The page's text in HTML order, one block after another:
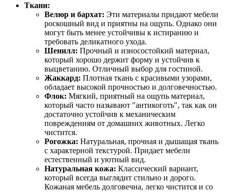
Ткани:
Велюр и бархат: Эти материалы придают мебели
роскошный вид и приятны на ощупь. Однако они
могут быть менее устойчивы к истиранию и
требовать деликатного ухода.
Шенилл: Прочный и износостойкий материал,
который хорошо держит форму и устойчив к
выцветанию. Отличный выбор для гостиной.
Жаккард: Плотная ткань с красивыми узорами,
обладает высокой прочностью и долговечностью.
Флок: Мягкий, приятный на ощупь материал,
который часто называют "антикоготь", так как он
достаточно устойчив к механическим
повреждениям от домашних животных. Легко
чистится.
Рогожка: Натуральная, прочная и дышащая ткань
с характерной текстурой. Придает мебели
естественный и уютный вид.
Натуральная кожа: Классический вариант,
который всегда выглядит стильно и дорого.
Кожаная мебель долговечна, легко чистится и со